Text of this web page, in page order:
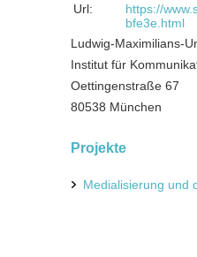
Url:
https://
bfe3e.html
Ludwig-Maximilians-
Institut für
Oettingenstraße 67
80538 München
Projekte
Medialisierung und